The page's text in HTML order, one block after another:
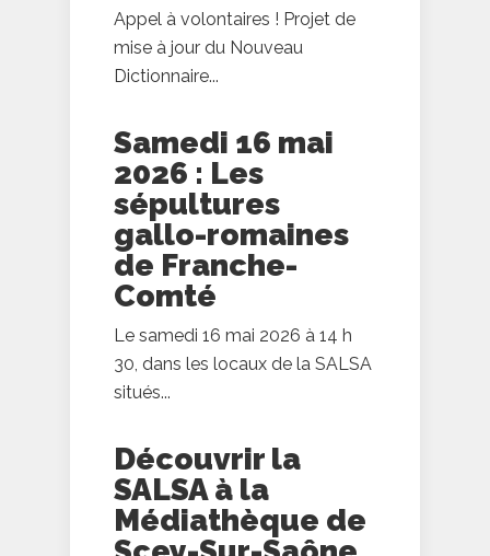
Appel à volontaires ! Projet de
mise à jour du Nouveau
Dictionnaire...
Samedi 16 mai
2026 : Les
sépultures
gallo-romaines
de Franche-
Comté
Le samedi 16 mai 2026 à 14 h
30, dans les locaux de la SALSA
situés...
Découvrir la
SALSA à la
Médiathèque de